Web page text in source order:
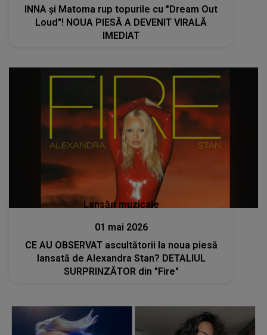
INNA și Matoma rup topurile cu "Dream Out
Loud"! NOUA PIESĂ A DEVENIT VIRALĂ
IMEDIAT
Lansări muzicale
01 mai 2026
CE AU OBSERVAT ascultătorii la noua piesă
lansată de Alexandra Stan? DETALIUL
SURPRINZĂTOR din "Fire"